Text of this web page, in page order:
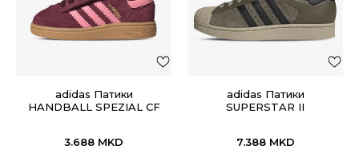
adidas Патики
HANDBALL SPEZIAL CF
3.688 MKD
adidas Патики
SUPERSTAR II
7.388 MKD